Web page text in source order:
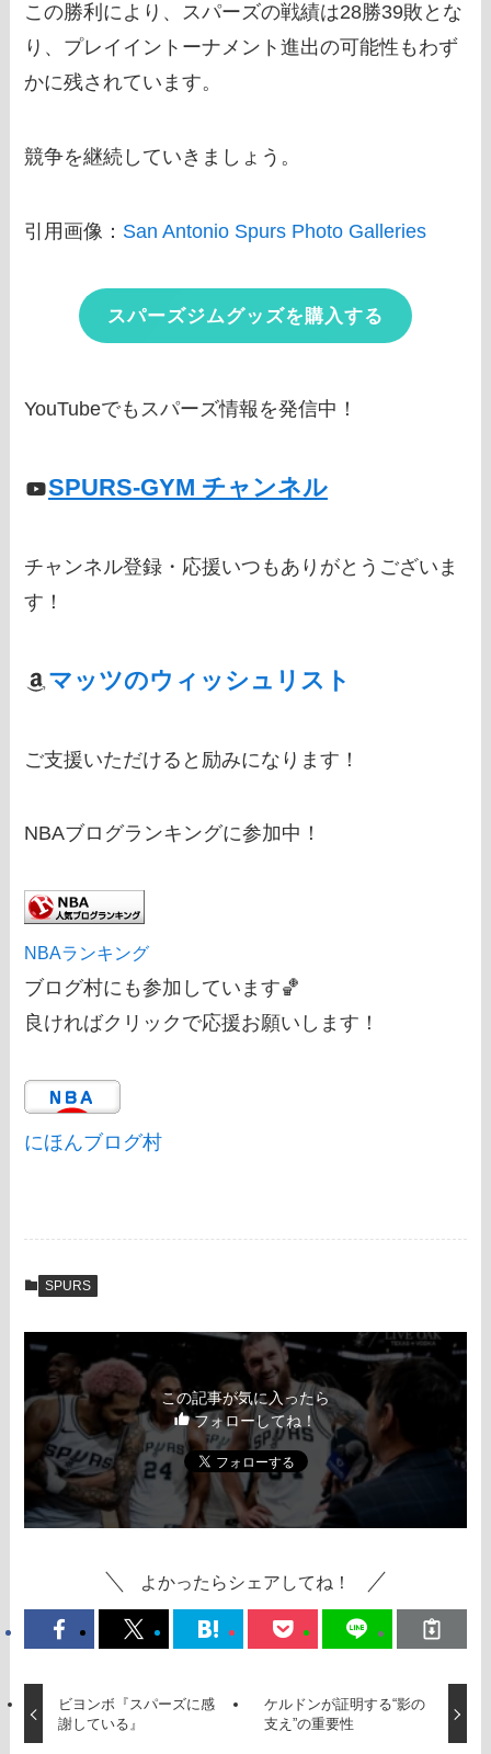
この勝利により、スパーズの戦績は28勝39敗とな
り、プレイイントーナメント進出の可能性もわず
かに残されています。
競争を継続していきましょう。
引用画像： San Antonio Spurs Photo Galleries
スパーズジムグッズを購入する
YouTubeでもスパーズ情報を発信中！
SPURS-GYM チャンネル
チャンネル登録・応援いつもありがとうございま
す！
マッツのウィッシュリスト
ご支援いただけると励みになります！
NBAブログランキングに参加中！
NBAランキング
ブログ村にも参加しています🏀
良ければクリックで応援お願いします！
にほんブログ村
SPURS
この記事が気に入ったら
フォローしてね！
よかったらシェアしてね！
ビヨンボ『スパーズに感
謝している』
ケルドンが証明する“影の
支え”の重要性